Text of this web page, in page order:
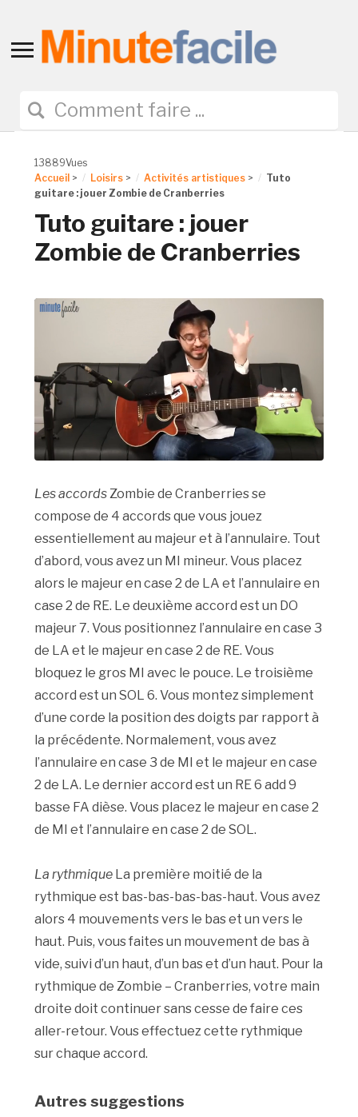
Toggle
navigation
13889Vues
Accueil > Loisirs > Activités artistiques >
Tuto
guitare : jouer Zombie de Cranberries
Tuto guitare : jouer
Zombie de Cranberries
Les accordsZombie de Cranberries se
compose de 4 accords que vous jouez
essentiellement au majeur et à l’annulaire. Tout
d’abord, vous avez un MI mineur. Vous placez
alors le majeur en case 2 de LA et l’annulaire en
case 2 de RE. Le deuxième accord est un DO
majeur 7. Vous positionnez l’annulaire en case 3
de LA et le majeur en case 2 de RE. Vous
bloquez le gros MI avec le pouce. Le troisième
accord est un SOL 6. Vous montez simplement
d’une corde la position des doigts par rapport à
la précédente. Normalement, vous avez
l’annulaire en case 3 de MI et le majeur en case
2 de LA. Le dernier accord est un RE 6 add 9
basse FA dièse. Vous placez le majeur en case 2
de MI et l’annulaire en case 2 de SOL.
La rythmique La première moitié de la
rythmique est bas-bas-bas-bas-haut. Vous avez
alors 4 mouvements vers le bas et un vers le
haut. Puis, vous faites un mouvement de bas à
vide, suivi d’un haut, d’un bas et d’un haut. Pour la
rythmique de Zombie – Cranberries, votre main
droite doit continuer sans cesse de faire ces
aller-retour. Vous effectuez cette rythmique
sur chaque accord.
Autres suggestions